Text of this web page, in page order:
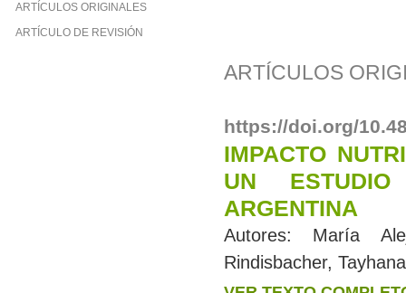
ARTÍCULOS ORIGINALES
ARTÍCULO DE REVISIÓN
ARTÍCULOS
https://doi.org/
IMPACTO
UN
ARGENTINA
Autores: María
Rindisbacher,